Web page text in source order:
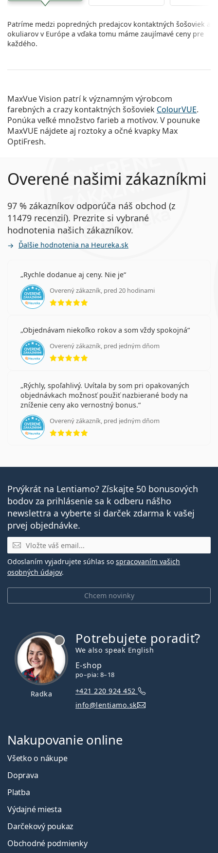
Patríme medzi popredných predajcov kontaktných šošoviek a
okuliarov v Európe a vďaka tomu máme zaujímavé ceny pre
každého.
MaxVue Vision patrí k významným výrobcom
farebných a crazy kontaktných šošoviek ColourVUE.
Ponúka veľké množstvo farieb a motívov. V pounuke
MaxVUE nájdete aj roztoky a očné kvapky Max
OptiFresh.
Overené našimi zákazníkmi
97 % zákazníkov odporúča náš obchod (z
11479 recenzií). Prezrite si vybrané
hodnotenia našich zákazníkov.
Ďalšie hodnotenia na Heureka.sk
Rychle dodanue aj ceny. Nie je
Overený zákazník, pred 20 hodinami
hodnotenie 5 z 5
Objednávam niekoľko rokov a som vždy spokojná
Overený zákazník, pred jedným dňom
hodnotenie 5 z 5
Rýchly, spoľahlivý. Uvítala by som pri opakovaných
objednávkach možnosť použiť nazbierané body na
zníženie ceny ako vernostný bonus.
Overený zákazník, pred jedným dňom
hodnotenie 5 z 5
Prvýkrát na Lentiamo? Získajte 50 bonusových
bodov za prihlásenie sa k odberu nášho
newslettra a vyberte si darček zdarma k vašej
prvej objednávke.
E-mail
Chcem novinky
Odoslaním vyjadrujete súhlas so spracovaním vašich
osobných údajov.
Radka
Potrebujete poradiť?
We also speak English
E-shop
po–pia: 8–18
+421 220 924 452
info@lentiamo.sk
Nakupovanie online
Všetko o nákupe
Doprava
Platba
Výdajné miesta
Darčekový poukaz
Obchodné podmienky